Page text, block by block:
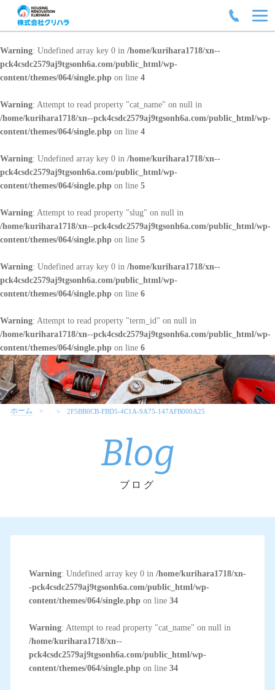
Warning: Undefined array key 0 in /home/kurihara1718/xn--
pck4csdc2579aj9tgsonh6a.com/public_html/wp-
content/themes/064/single.php on line 4
Warning: Attempt to read property "cat_name" on null in
/home/kurihara1718/xn--pck4csdc2579aj9tgsonh6a.com/public_html/wp-
content/themes/064/single.php on line 4
Warning: Undefined array key 0 in /home/kurihara1718/xn--
pck4csdc2579aj9tgsonh6a.com/public_html/wp-
content/themes/064/single.php on line 5
Warning: Attempt to read property "slug" on null in
/home/kurihara1718/xn--pck4csdc2579aj9tgsonh6a.com/public_html/wp-
content/themes/064/single.php on line 5
Warning: Undefined array key 0 in /home/kurihara1718/xn--
pck4csdc2579aj9tgsonh6a.com/public_html/wp-
content/themes/064/single.php on line 6
Warning: Attempt to read property "term_id" on null in
/home/kurihara1718/xn--pck4csdc2579aj9tgsonh6a.com/public_html/wp-
content/themes/064/single.php on line 6
ホーム 2F5BB0CB-FBD5-4C1A-9A75-147AFB000A25
Blog
ブログ
Warning: Undefined array key 0 in /home/kurihara1718/xn-
-pck4csdc2579aj9tgsonh6a.com/public_html/wp-
content/themes/064/single.phpon line 34
Warning: Attempt to read property "cat_name" on null in
/home/kurihara1718/xn--
pck4csdc2579aj9tgsonh6a.com/public_html/wp-
content/themes/064/single.phpon line 34